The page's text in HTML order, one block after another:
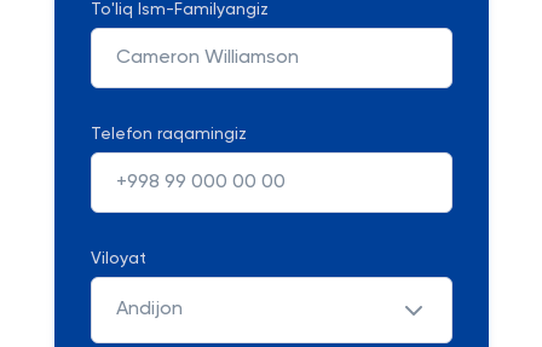
To'liq Ism-Familyangiz
Telefon raqamingiz
Viloyat
Andijon